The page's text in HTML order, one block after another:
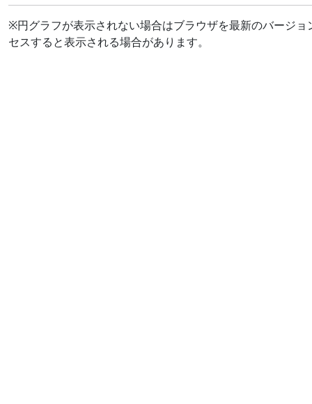
※円グラフが表示されない場合はブラウザを最新のバージ
セスすると表示される場合があります。